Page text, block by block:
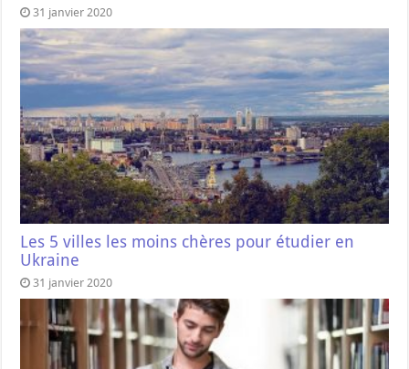
31 janvier 2020
Les 5 villes les moins chères pour étudier en
Ukraine
31 janvier 2020